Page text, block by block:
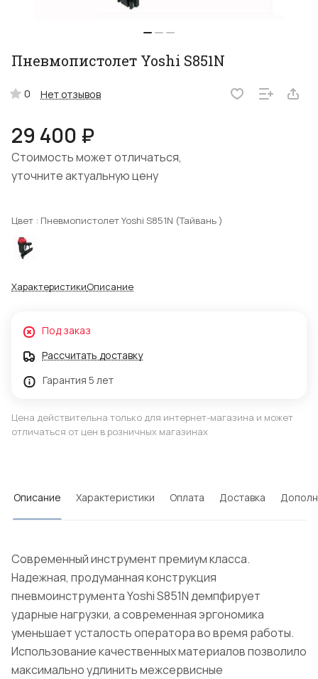
Пневмопистолет Yoshi S851N
0 Нет отзывов
29 400 ₽
Стоимость может отличаться,
уточните актуальную цену
Цвет : Пневмопистолет Yoshi S851N (Тайвань )
ХарактеристикиОписание
Под заказ
Рассчитать доставку
Гарантия 5 лет
Цена действительна только для интернет-магазина и может
отличаться от цен в розничных магазинах
Описание Характеристики Оплата Доставка
Современный инструмент премиум класса.
Надежная, продуманная конструкция
пневмоинструмента Yoshi S851N демпфирует
ударные нагрузки, а современная эргономика
уменьшает усталость оператора во время работы.
Использование качественных материалов позволило
максимально удлинить межсервисные